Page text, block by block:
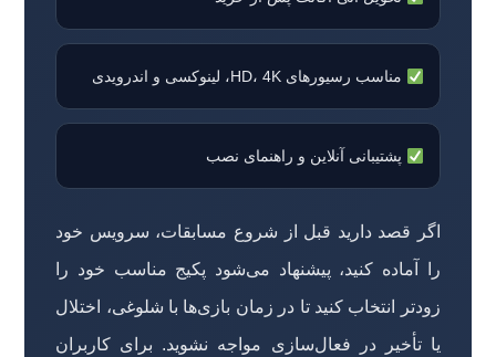
مناسب رسیورهای HD، 4K، لینوکسی و اندرویدی
پشتیبانی آنلاین و راهنمای نصب
اگر قصد دارید قبل از شروع مسابقات، سرویس خود
را آماده کنید، پیشنهاد می‌شود پکیج مناسب خود را
زودتر انتخاب کنید تا در زمان بازی‌ها با شلوغی، اختلال
یا تأخیر در فعال‌سازی مواجه نشوید. برای کاربران